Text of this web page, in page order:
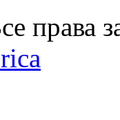
права